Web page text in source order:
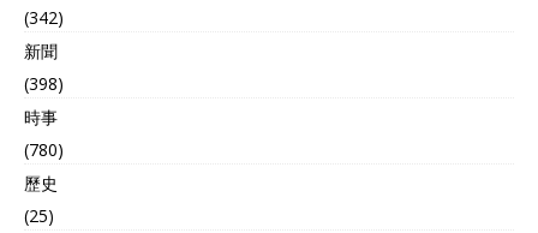
(342)
新聞
(398)
時事
(780)
歷史
(25)